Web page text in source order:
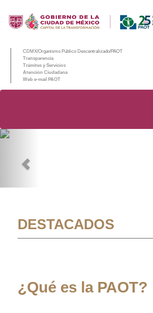
CDMX/Organismo Público Descentralizado/PAOT
Transparencia
Trámites y Servicios
Atención Ciudadana
Web e-mail PAOT
DESTACADOS
¿Qué es la PAOT?